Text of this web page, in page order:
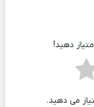
دهید!
می دهید.